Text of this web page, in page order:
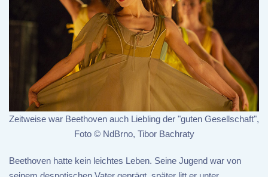
Zeitweise war Beethoven auch Liebling der "guten Gesellschaft",
Foto © NdBrno, Tibor Bachraty
Beethoven hatte kein leichtes Leben. Seine Jugend war von